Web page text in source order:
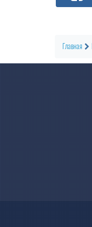
Главная